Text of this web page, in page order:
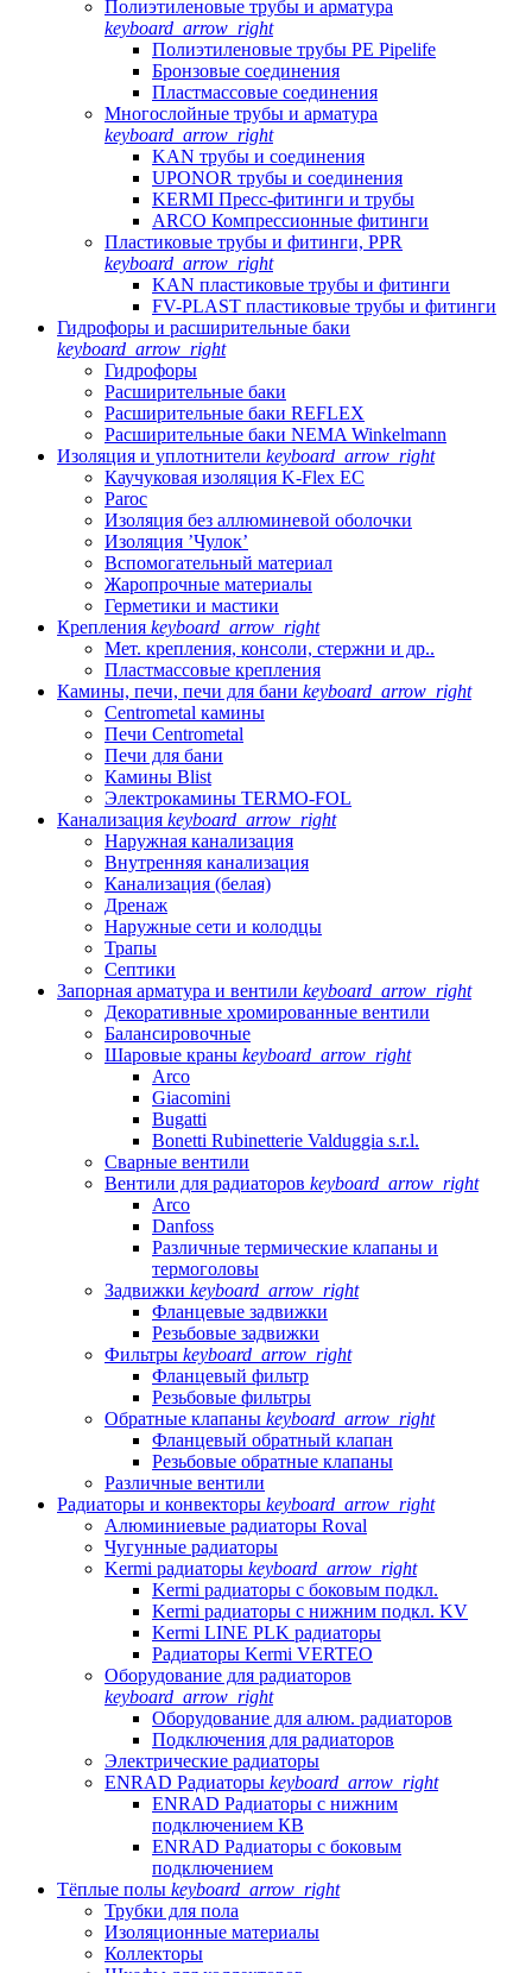
Полиэтиленовые трубы и арматура
keyboard_arrow_right
Полиэтиленовые трубы PE Pipelife
Бронзовые соединения
Пластмассовые соединения
Многослойные трубы и арматура
keyboard_arrow_right
KAN трубы и соединения
UPONOR трубы и соединения
KERMI Пресс-фитинги и трубы
ARCO Компрессионные фитинги
Пластиковые трубы и фитинги, PPR
keyboard_arrow_right
KAN пластиковые трубы и фитинги
FV-PLAST пластиковые трубы и фитинги
Гидрофоры и расширительные баки
keyboard_arrow_right
Гидрофоры
Расширительные баки
Расширительные баки REFLEX
Расширительные баки NEMA Winkelmann
Изоляция и уплотнители keyboard_arrow_right
Каучуковая изоляция K-Flex EC
Paroc
Изоляция без аллюминевой оболочки
Изоляция ’Чулок’
Вспомогательный материал
Жаропрочные материалы
Герметики и мастики
Крепления keyboard_arrow_right
Мет. крепления, консоли, стержни и др..
Пластмассовые крепления
Камины, печи, печи для бани keyboard_arrow_right
Centrometal камины
Печи Centrometal
Печи для бани
Камины Blist
Электрокамины TERMO-FOL
Канализация keyboard_arrow_right
Наружная канализация
Внутренняя канализация
Канализация (белая)
Дренаж
Наружные сети и колодцы
Трапы
Септики
Запорная арматура и вентили keyboard_arrow_right
Декоративные хромированные вентили
Балансировочные
Шаровые краны keyboard_arrow_right
Arco
Giacomini
Bugatti
Bonetti Rubinetterie Valduggia s.r.l.
Сварные вентили
Вентили для радиаторов keyboard_arrow_right
Arco
Danfoss
Различные термические клапаны и
термоголовы
Задвижки keyboard_arrow_right
Фланцевые задвижки
Резьбовые задвижки
Фильтры keyboard_arrow_right
Фланцевый фильтр
Резьбовые фильтры
Обратные клапаны keyboard_arrow_right
Фланцевый обратный клапан
Резьбовые обратные клапаны
Различные вентили
Радиаторы и конвекторы keyboard_arrow_right
Алюминиевые радиаторы Roval
Чугунные радиаторы
Kermi радиаторы keyboard_arrow_right
Kermi радиаторы с боковым подкл.
Kermi радиаторы с нижним подкл. KV
Kermi LINE PLK радиаторы
Радиаторы Kermi VERTEO
Оборудование для радиаторов
keyboard_arrow_right
Оборудование для алюм. радиаторов
Подключения для радиаторов
Электрические радиаторы
ENRAD Радиаторы keyboard_arrow_right
ENRAD Радиаторы с нижним
подключением КВ
ENRAD Радиаторы с боковым
подключением
Тёплые полы keyboard_arrow_right
Трубки для пола
Изоляционные материалы
Коллекторы